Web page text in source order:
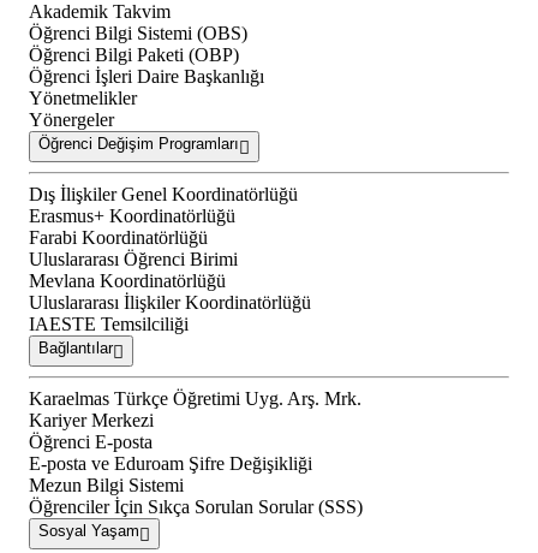
Akademik Takvim
Öğrenci Bilgi Sistemi (OBS)
Öğrenci Bilgi Paketi (OBP)
Öğrenci İşleri Daire Başkanlığı
Yönetmelikler
Yönergeler
Öğrenci Değişim Programları
Dış İlişkiler Genel Koordinatörlüğü
Erasmus+ Koordinatörlüğü
Farabi Koordinatörlüğü
Uluslararası Öğrenci Birimi
Mevlana Koordinatörlüğü
Uluslararası İlişkiler Koordinatörlüğü
IAESTE Temsilciliği
Bağlantılar
Karaelmas Türkçe Öğretimi Uyg. Arş. Mrk.
Kariyer Merkezi
Öğrenci E-posta
E-posta ve Eduroam Şifre Değişikliği
Mezun Bilgi Sistemi
Öğrenciler İçin Sıkça Sorulan Sorular (SSS)
Sosyal Yaşam